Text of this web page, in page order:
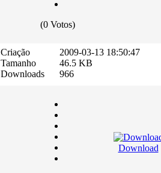
(0 Votos)
Criação
Tamanho
Downloads
2009-03-13 18:50:47
46.5 KB
966
Download